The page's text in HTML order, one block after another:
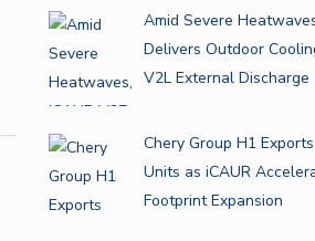
Amid Severe
Delivers Outdoor
V2L External Discharge
Chery Group H1
Units as iCAUR
Footprint